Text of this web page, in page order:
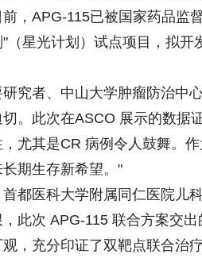
，APG-115已被国家药品监
（星光计划）试点项目，拟
究者、中山大学肿瘤防治中
。此次在ASCO 展示的数据
尤其是CR 病例令人鼓舞。
期生存新希望。"
都医科大学附属同仁医院儿
此次 APG-115 联合方案交
，充分印证了双靶点联合治